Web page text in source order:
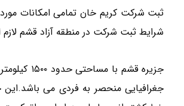
ثبت شرکت کریم خان تمامی امکانات
شرایط ثبت شرکت در منطقه آزاد قشم لازم
جزیره